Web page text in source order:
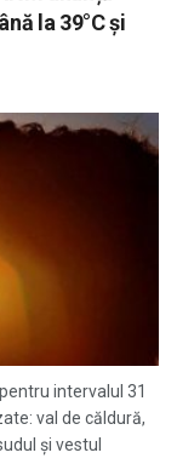
la 39°C și
intervalul 31
val de căldură,
și vestul